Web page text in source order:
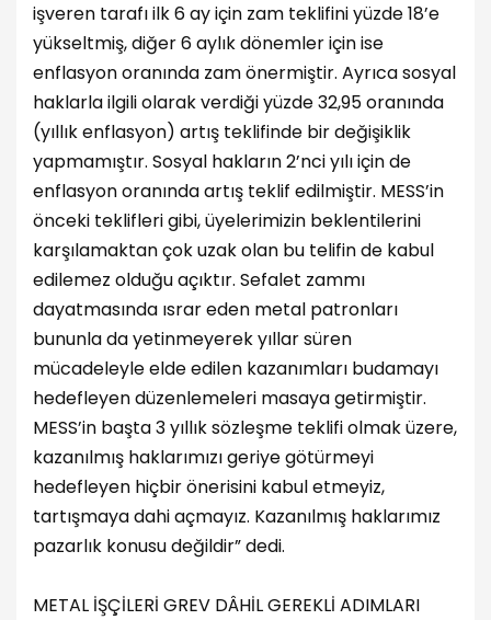
işveren tarafı ilk 6 ay için zam teklifini yüzde 18’e
yükseltmiş, diğer 6 aylık dönemler için ise
enflasyon oranında zam önermiştir. Ayrıca sosyal
haklarla ilgili olarak verdiği yüzde 32,95 oranında
(yıllık enflasyon) artış teklifinde bir değişiklik
yapmamıştır. Sosyal hakların 2’nci yılı için de
enflasyon oranında artış teklif edilmiştir. MESS’in
önceki teklifleri gibi, üyelerimizin beklentilerini
karşılamaktan çok uzak olan bu telifin de kabul
edilemez olduğu açıktır. Sefalet zammı
dayatmasında ısrar eden metal patronları
bununla da yetinmeyerek yıllar süren
mücadeleyle elde edilen kazanımları budamayı
hedefleyen düzenlemeleri masaya getirmiştir.
MESS’in başta 3 yıllık sözleşme teklifi olmak üzere,
kazanılmış haklarımızı geriye götürmeyi
hedefleyen hiçbir önerisini kabul etmeyiz,
tartışmaya dahi açmayız. Kazanılmış haklarımız
pazarlık konusu değildir” dedi.
METAL İŞÇİLERİ GREV DÂHİL GEREKLİ ADIMLARI